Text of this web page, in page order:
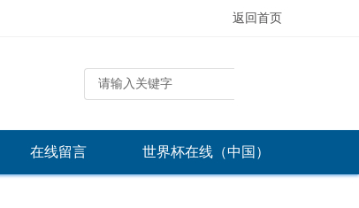
返回首页
在线留言 世界杯在线（中国）